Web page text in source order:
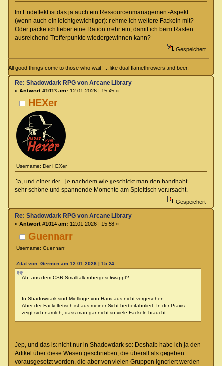
Im Endeffekt ist das ja auch ein Ressourcenmanagement-Aspekt
(wenn auch ein leichtgewichtiger): nehme ich weitere Fackeln mit?
Oder packe ich lieber eine Ration mehr ein, damit ich beim Rasten
ausreichend Trefferpunkte wiedergewinnen kann?
Gespeichert
All good things come to those who wait! ... like dual flamethrowers and beer.
HEXer
Username: Der HEXer
Re: Shadowdark RPG von Arcane Library
« Antwort #1013 am: 12.01.2026 | 15:45 »
Ja, und einer der - je nachdem wie geschickt man den handhabt -
sehr schöne und spannende Momente am Spieltisch verursacht.
Gespeichert
Guennarr
Username: Guennarr
Re: Shadowdark RPG von Arcane Library
« Antwort #1014 am: 12.01.2026 | 15:58 »
Zitat von: Germon am 12.01.2026 | 15:24
Ah, aus dem OSR Smalltalk rübergeschwappt?
In Shadowdark sind Mietlinge von Haus aus nicht vorgesehen.
Aber der Fackelfetisch ist aus meiner Sicht herbeifabuliert. In der Praxis
zeigt sich nämlich, dass man gar nicht so viele Fackeln braucht.
Jep, und das istnicht nur in Shadowdark so: Deshalb habe ich ja den
Artikel über diese Wesen geschrieben, die überall als gegeben
vorausgesetzt werden, die aber von vielen Gruppen ignoriert werden